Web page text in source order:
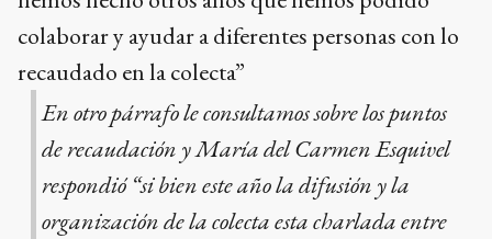
colaborar y ayudar a diferentes personas con lo
recaudado en la colecta”
En otro párrafo le consultamos sobre los puntos
de recaudación y María del Carmen Esquivel
respondió “si bien este año la difusión y la
organización de la colecta esta charlada entre